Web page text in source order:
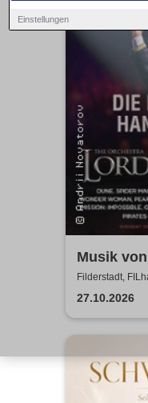
Einstellungen
Musik
gespielt
Sound
Filderstadt,
27.10.2026